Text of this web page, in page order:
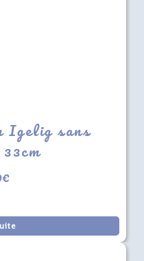
Igelig sans
€